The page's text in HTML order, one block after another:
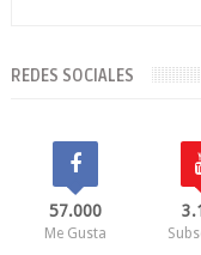
REDES SOCIALES
57.000
Me Gusta